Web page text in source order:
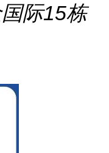
际15栋